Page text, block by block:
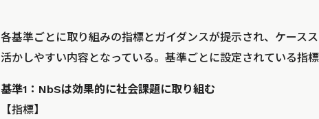
各基準ごとに取り組みの指標とガイダンスが提示され、ケース
活かしやすい内容となっている。基準ごとに設定されている指
基準1：NbSは効果的に社会課題に取り組む
【指標】